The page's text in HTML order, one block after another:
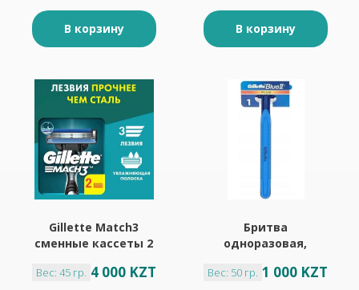
В корзину В корзину
Gillette Match3
сменные кассеты 2
Вес: 45 гр. 4 000 KZT
Бритва
одноразовая,
3 шт
Вес: 50 гр. 1 000 KZT